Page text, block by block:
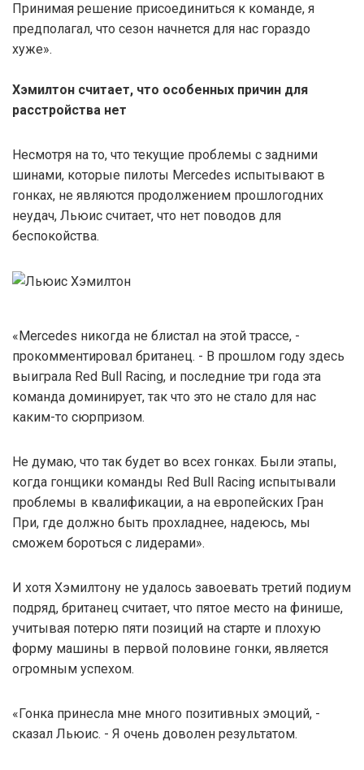
Принимая решение присоединиться к команде, я
предполагал, что сезон начнется для нас гораздо
хуже».
Хэмилтон считает, что особенных причин для
расстройства нет
Несмотря на то, что текущие проблемы с задними
шинами, которые пилоты Mercedes испытывают в
гонках, не являются продолжением прошлогодних
неудач, Льюис считает, что нет поводов для
беспокойства.
«Mercedes никогда не блистал на этой трассе, -
прокомментировал британец. - В прошлом году здесь
выиграла Red Bull Racing, и последние три года эта
команда доминирует, так что это не стало для нас
каким-то сюрпризом.
Не думаю, что так будет во всех гонках. Были этапы,
когда гонщики команды Red Bull Racing испытывали
проблемы в квалификации, а на европейских Гран
При, где должно быть прохладнее, надеюсь, мы
сможем бороться с лидерами».
И хотя Хэмилтону не удалось завоевать третий подиум
подряд, британец считает, что пятое место на финише,
учитывая потерю пяти позиций на старте и плохую
форму машины в первой половине гонки, является
огромным успехом.
«Гонка принесла мне много позитивных эмоций, -
сказал Льюис. - Я очень доволен результатом.